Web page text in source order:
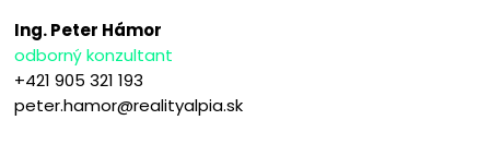
Ing. Peter Hámor
odborný konzultant
+421 905 321 193
peter.hamor@realityalpia.sk